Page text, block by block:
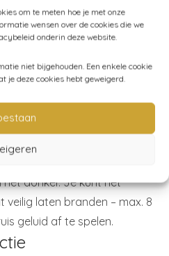
om te meten hoe je met onze
wensen over de cookies die we
onderin deze website.
niet bijgehouden. Een enkele cookie
je deze cookies hebt geweigerd.
zonder de slaap te
en pulserende
gloed herinnert je baby aan
voeden en voor het vinden
die kwijt is geraakt in de
donker. Je kunt het
laten branden – max. 8
geluid af te spelen.